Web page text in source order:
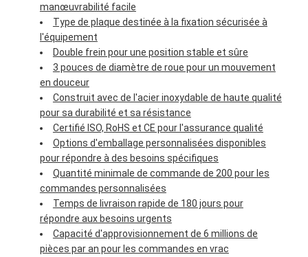
manœuvrabilité facile
Type de plaque destinée à la fixation sécurisée à
l'équipement
Double frein pour une position stable et sûre
3 pouces de diamètre de roue pour un mouvement
en douceur
Construit avec de l'acier inoxydable de haute qualité
pour sa durabilité et sa résistance
Certifié ISO, RoHS et CE pour l'assurance qualité
Options d'emballage personnalisées disponibles
pour répondre à des besoins spécifiques
Quantité minimale de commande de 200 pour les
commandes personnalisées
Temps de livraison rapide de 180 jours pour
répondre aux besoins urgents
Capacité d'approvisionnement de 6 millions de
pièces par an pour les commandes en vrac